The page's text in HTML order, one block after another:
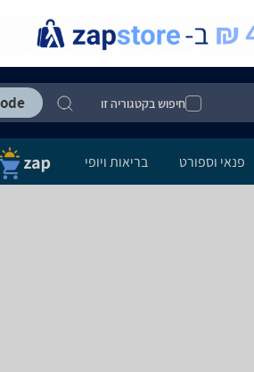
חיפוש בקטגוריה זו
פנאי וספורט בריאות ויופי